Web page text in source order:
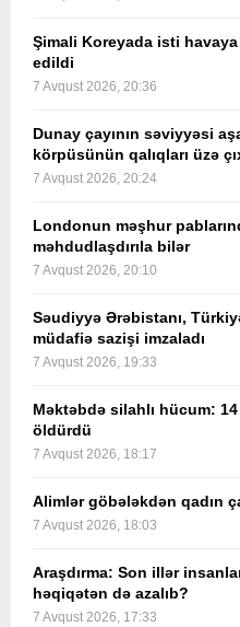
Şimali Koreyada isti
edildi
7 Avqust 2026, 20:36
Dunay çayının səviyyəsi
körpüsünün qalıqları üzə
7 Avqust 2026, 20:24
Londonun məşhur
məhdudlaşdırıla bilər
7 Avqust 2026, 20:10
Səudiyyə Ərəbistanı,
müdafiə sazişi imzaladı
7 Avqust 2026, 19:33
Məktəbdə silahlı hücum:
öldürdü
7 Avqust 2026, 18:17
Alimlər göbələkdən qadın
7 Avqust 2026, 18:03
Araşdırma: Son illər
həqiqətən də azalıb?
7 Avqust 2026, 17:33